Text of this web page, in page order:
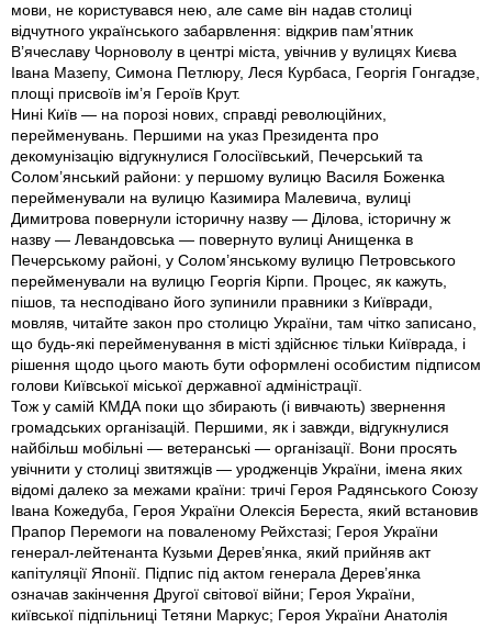
мови, не користувався нею, але саме вiн надав столицi
вiдчутного українського забарвлення: вiдкрив пам’ятник
В’ячеславу Чорноволу в центрi мiста, увiчнив у вулицях Києва
Івана Мазепу, Симона Петлюру, Леся Курбаса, Георгiя Гонгадзе,
площi присвоїв iм’я Героїв Крут.
Нинi Київ — на порозi нових, справдi революцiйних,
перейменувань. Першими на указ Президента про
декомунiзацiю вiдгукнулися Голосiївський, Печерський та
Солом’янський райони: у першому вулицю Василя Боженка
перейменували на вулицю Казимира Малевича, вулицi
Димитрова повернули iсторичну назву — Дiлова, iсторичну ж
назву — Левандовська — повернуто вулицi Анищенка в
Печерському районi, у Солом’янському вулицю Петровського
перейменували на вулицю Георгiя Кірпи. Процес, як кажуть,
пiшов, та несподiвано його зупинили правники з Київради,
мовляв, читайте закон про столицю України, там чiтко записано,
що будь-якi перейменування в мiстi здiйснює тiльки Київрада, i
рiшення щодо цього мають бути оформленi особистим пiдписом
голови Київської мiської державної адмiнiстрацiї.
Тож у самiй КМДА поки що збирають (i вивчають) звернення
громадських органiзацiй. Першими, як i завжди, вiдгукнулися
найбiльш мобiльнi — ветеранськi — органiзацiї. Вони просять
увiчнити у столицi звитяжцiв — уродженцiв України, iмена яких
вiдомi далеко за межами країни: тричi Героя Радянського Союзу
Івана Кожедуба, Героя України Олексiя Береста, який встановив
Прапор Перемоги на поваленому Рейхстазi; Героя України
генерал-лейтенанта Кузьми Дерев’янка, який прийняв акт
капiтуляцiї Японiї. Пiдпис пiд актом генерала Дерев’янка
означав закiнчення Другої свiтової вiйни; Героя України,
київської пiдпiльницi Тетяни Маркус; Героя України Анатолiя